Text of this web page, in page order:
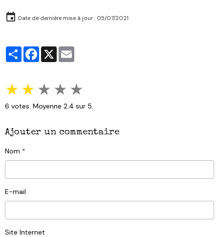
Date de dernière mise à jour : 05/07/2021
PartagerFacebook
X
★★★ ★ ★
6 votes. Moyenne 2.4 sur 5.
Ajouter un commentaire
Nom
E-mail
Site Internet